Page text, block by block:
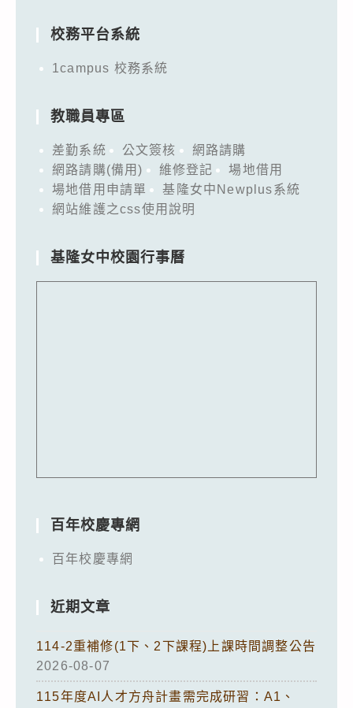
校務平台系統
1campus 校務系統
教職員專區
差勤系統 公文簽核
網路請購
網路請購(備用)
維修登記
場地借用
場地借用申請單
基隆女中Newplus系統
網站維護之css使用說明
基隆女中校園行事曆
百年校慶專網
百年校慶專網
近期文章
114-2重補修(1下、2下課程)上課時間調整公告
2026-08-07
115年度AI人才方舟計畫需完成研習：A1、